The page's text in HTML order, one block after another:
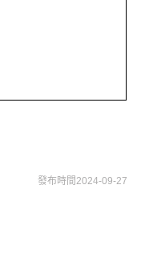
發布時間2024-09-27